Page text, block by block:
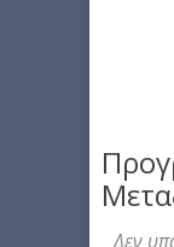
Δεν